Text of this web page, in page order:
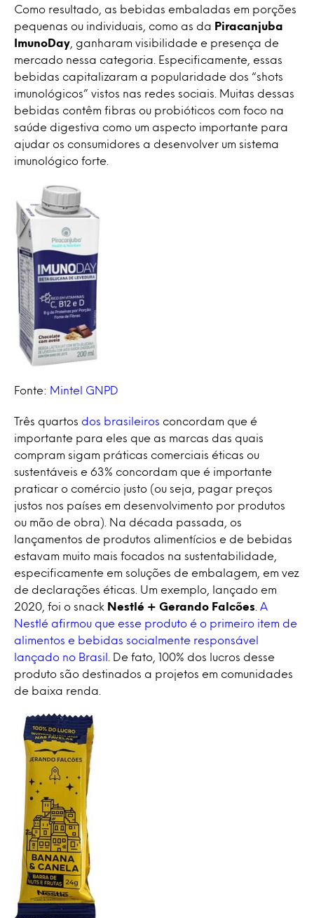
Como resultado, as bebidas embaladas em porções
pequenas ou individuais, como as da
Piracanjuba
ImunoDay , ganharam visibilidade e presença de
mercado nessa categoria. Especificamente, essas
bebidas capitalizaram a popularidade dos “shots
imunológicos” vistos nas redes sociais. Muitas dessas
bebidas contêm fibras ou probióticos com foco na
saúde digestiva como um aspecto importante para
ajudar os consumidores a desenvolver um sistema
imunológico forte.
Fonte: Mintel GNPD
Três quartos dos brasileiros concordam que é
importante para eles que as marcas das quais
compram sigam práticas comerciais éticas ou
sustentáveis e 63% concordam que é importante
praticar o comércio justo (ou seja, pagar preços
justos nos países em desenvolvimento por produtos
ou mão de obra). Na década passada, os
lançamentos de produtos alimentícios e de bebidas
estavam muito mais focados na sustentabilidade,
especificamente em soluções de embalagem, em vez
de declarações éticas. Um exemplo, lançado em
2020, foi o snack
Nestlé + Gerando Falcões
A
Nestlé afirmou que esse produto é o primeiro item de
alimentos e bebidas socialmente responsável
lançado no Brasil
. De fato, 100% dos lucros desse
produto são destinados a projetos em comunidades
de baixa renda.